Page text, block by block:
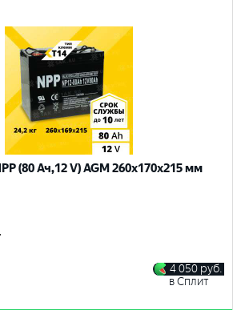
(80 Ач,12 V) AGM 260x170x215 мм
4 050 руб.
в Сплит